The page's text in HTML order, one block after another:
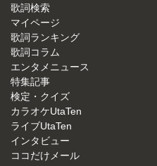
歌詞検索
マイページ
歌詞ランキング
歌詞コラム
エンタメニュース
特集記事
検定・クイズ
カラオケUtaTen
ライブUtaTen
インタビュー
ココだけメール